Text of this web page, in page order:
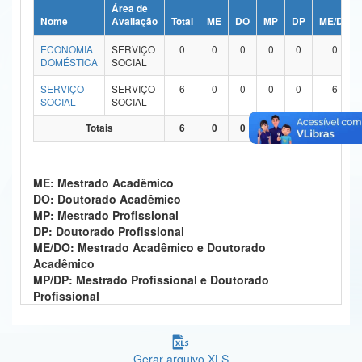
Ministério da Ciência, Tecnologia, Inovações e Comunicações
Ministério do Meio Ambiente
Ministério do Turismo
Ministério do Desenvolvimento Regional
Ministério da Mulher, da Família e dos Direitos Humanos
Secretaria-Geral
Secretaria de Governo
Gabinete de Segurança Institucional
Nome
Área de
Avaliação
Total ME DO MP DP
ME/DO
ECONOMIA
DOMÉSTICA
SERVIÇO
SOCIAL
0 0 0 0 0 0
SERVIÇO
SOCIAL
SERVIÇO
SOCIAL
6 0 0 0 0 6
Totais 6 0 0 0 0 6
ME: Mestrado Acadêmico
DO: Doutorado Acadêmico
MP: Mestrado Profissional
DP: Doutorado Profissional
ME/DO: Mestrado Acadêmico e Doutorado
Acadêmico
MP/DP: Mestrado Profissional e Doutorado
Profissional
Gerar arquivo XLS